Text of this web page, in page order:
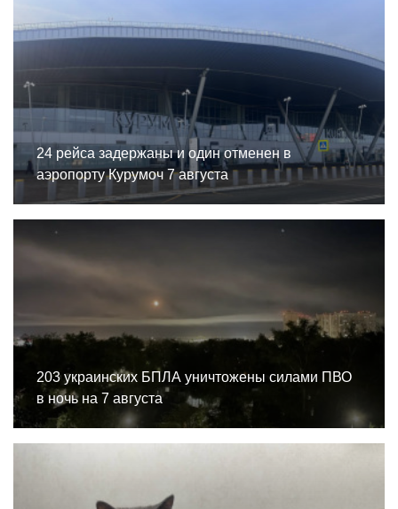
24 рейса задержаны и один отменен в
аэропорту Курумоч 7 августа
203 украинских БПЛА уничтожены силами ПВО
в ночь на 7 августа